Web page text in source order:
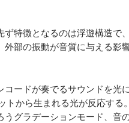
特徴となるのは浮遊構造で
部の振動が音質に与える影
ードが奏でるサウンドを光
トから生まれる光が反応す
グラデーションモード、音